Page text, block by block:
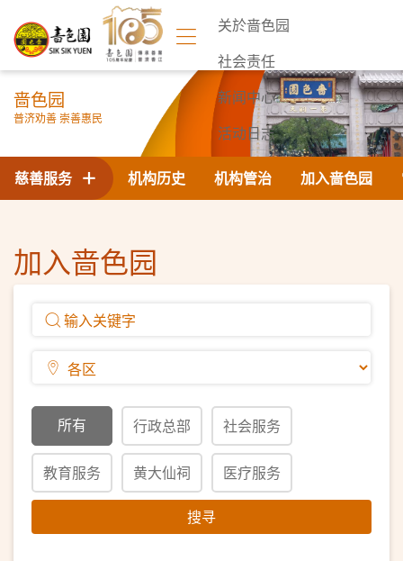
关於啬色园
社会责任
新闻中心
活动日志
联络我们
啬色园
普济劝善 崇善惠民
机构历史 机构管治 加入啬色园
慈善服务
加入啬色园
所有 行政总部 社会服务
教育服务 黄大仙祠 医疗服务
搜寻